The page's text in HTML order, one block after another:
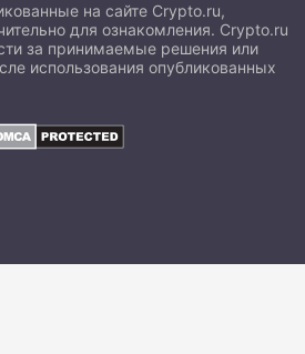
на сайте Crypto.ru,
для ознакомления. Crypto.ru
за принимаемые решения или
использования опубликованных